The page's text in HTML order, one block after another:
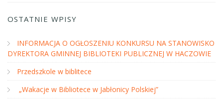
OSTATNIE WPISY
INFORMACJA O OGŁOSZENIU KONKURSU NA STANOWISKO
DYREKTORA GMINNEJ BIBLIOTEKI PUBLICZNEJ W HACZOWIE
Przedszkole w biblitece
„Wakacje w Bibliotece w Jabłonicy Polskiej”